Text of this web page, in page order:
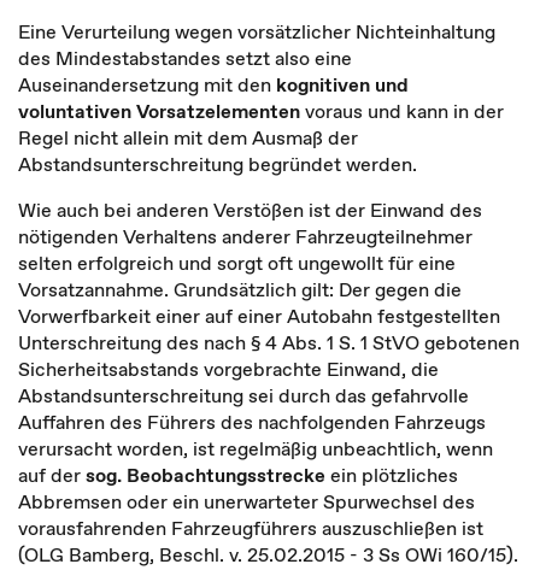
Eine Verurteilung wegen vorsätzlicher Nichteinhaltung
des Mindestabstandes setzt also eine
Auseinandersetzung mit den kognitiven und
voluntativen Vorsatzelementenvoraus und kann in der
Regel nicht allein mit dem Ausmaß der
Abstandsunterschreitung begründet werden.
Wie auch bei anderen Verstößen ist der Einwand des
nötigenden Verhaltens anderer Fahrzeugteilnehmer
selten erfolgreich und sorgt oft ungewollt für eine
Vorsatzannahme. Grundsätzlich gilt: Der gegen die
Vorwerfbarkeit einer auf einer Autobahn festgestellten
Unterschreitung des nach § 4 Abs. 1 S. 1 StVO gebotenen
Sicherheitsabstands vorgebrachte Einwand, die
Abstandsunterschreitung sei durch das gefahrvolle
Auffahren des Führers des nachfolgenden Fahrzeugs
verursacht worden, ist regelmäßig unbeachtlich, wenn
auf dersog. Beobachtungsstrecke ein plötzliches
Abbremsen oder ein unerwarteter Spurwechsel des
vorausfahrenden Fahrzeugführers auszuschließen ist
(OLG Bamberg, Beschl. v. 25.02.2015 - 3 Ss OWi 160/15).